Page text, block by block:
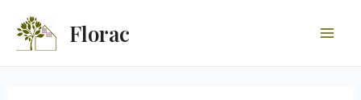
contenu
Florac